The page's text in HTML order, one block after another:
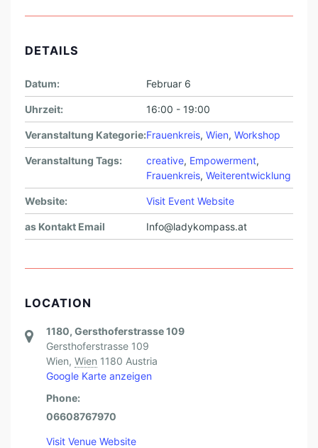
DETAILS
Datum: Februar 6
Uhrzeit: 16:00 - 19:00
Veranstaltung Kategorie:Frauenkreis, Wien, Workshop
Veranstaltung Tags: creative, Empowerment,
Frauenkreis, Weiterentwicklung
Website: Visit Event Website
as Kontakt Email Info@ladykompass.at
LOCATION
1180, Gersthoferstrasse 109
Gersthoferstrasse 109
Wien, Wien 1180 Austria
Google Karte anzeigen
Phone:
06608767970
Visit Venue Website